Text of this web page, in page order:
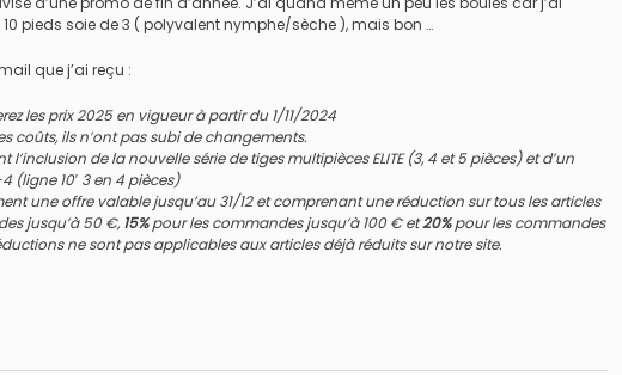
pieds soie de 3 ( polyvalent nymphe/sèche ), mais bon …
que j’ai reçu :
les prix 2025 en vigueur à partir du 1/11/2024
coûts, ils n’ont pas subi de changements.
l’inclusion de la nouvelle série de tiges multipièces ELITE (3, 4 et 5 pièces) et d’un
(ligne 10′ 3 en 4 pièces)
une offre valable jusqu’au 31/12 et comprenant une réduction sur tous les articles
jusqu’à 50 €,15%pour les commandes jusqu’à 100 € et20%pour les commandes
ne sont pas applicables aux articles déjà réduits sur notre site.